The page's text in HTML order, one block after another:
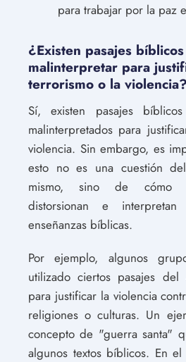
para trabajar por la paz
¿Existen pasajes
malinterpretar para
terrorismo o la violencia?
Sí, existen pasajes
malinterpretados para
violencia. Sin embargo, es
esto no es una cuestión
mismo, sino de cómo
distorsionan e interpretan
enseñanzas bíblicas.
Por ejemplo, algunos
utilizado ciertos pasajes del
para justificar la violencia
religiones o culturas. Un
concepto de "guerra santa"
algunos textos bíblicos. En